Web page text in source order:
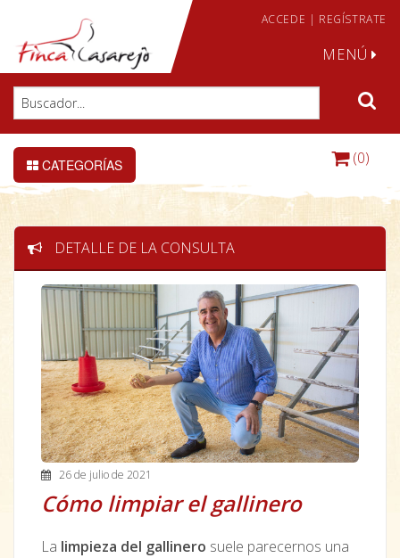
ACCEDE | REGÍSTRATE
MENÚ
CATEGORÍAS (0)
DETALLE DE LA CONSULTA
26 de julio de 2021
Cómo limpiar el gallinero
La limpieza del gallinero suele parecernos una